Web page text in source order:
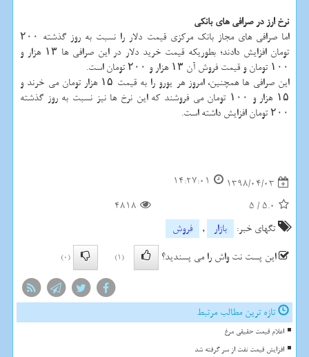
نرخ ارز در صرافی های بانكی
اما صرافی های مجاز بانك مركزی قیمت دلار را نسبت به روز گذشته ۲۰۰
تومان افزایش دادند؛ بطوریكه قیمت خرید دلار در این صرافی ها ۱۳ هزار و
۱۰۰ تومان و قیمت فروش آن ۱۳ هزار و ۲۰۰ تومان است.
این صرافی ها همچنین، امروز هر یورو را به قیمت ۱۵ هزار تومان می خرند و
۱۵ هزار و ۱۰۰ تومان می فروشند كه این نرخ ها نیز نسبت به روز گذشته
۲۰۰ تومان افزایش داشته است.
1398/04/03
14:27:01
5.0
/
5
4818
تگهای خبر:
بازار ,
فروش
این پست نت واش را می پسندید؟
(1)
(0)
تازه ترین مطالب مرتبط
اعلام قیمت حقیقی مرغ
افزایش قیمت نفت از سر گرفته شد